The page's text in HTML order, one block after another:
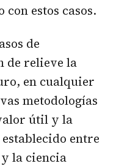
con estos casos.
de
de relieve la
en cualquier
metodologías
útil y la
entre
la ciencia